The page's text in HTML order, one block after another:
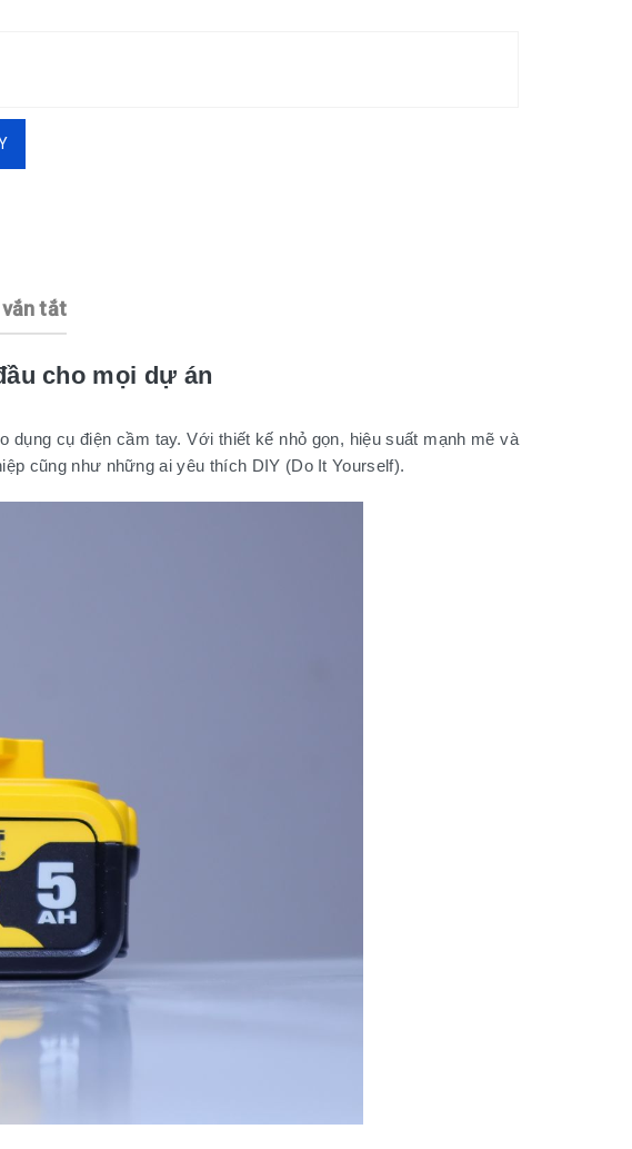
vắn tắt
cho mọi dự án
dụng cụ điện cầm tay. Với thiết kế nhỏ gọn, hiệu suất mạnh mẽ và
cũng như những ai yêu thích DIY (Do It Yourself).